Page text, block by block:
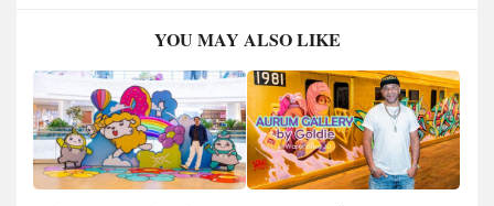
YOU MAY ALSO LIKE